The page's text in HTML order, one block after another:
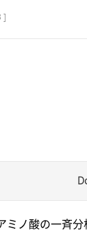
]
ミノ酸の一斉分